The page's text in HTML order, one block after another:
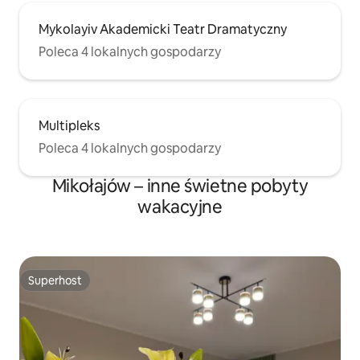
Mykolayiv Akademicki Teatr Dramatyczny
Poleca 4 lokalnych gospodarzy
Multipleks
Poleca 4 lokalnych gospodarzy
Mikołajów – inne świetne pobyty
wakacyjne
Superhost
Superhost